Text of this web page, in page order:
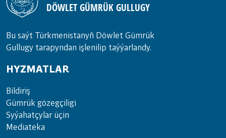
DÖWLET GÜMRÜK GULLUGY
Bu saýt Türkmenistanyñ Döwlet Gümrük
Gullugy tarapyndan işlenilip taýýarlandy.
HYZMATLAR
Bil­di­riş
Güm­rük gö­zeg­çi­li­gi
Sy­ýa­hat­çy­lar ü­çin
Media­teka